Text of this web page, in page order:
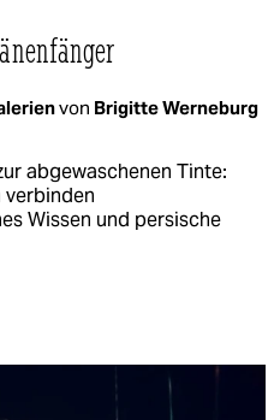
von Brigitte Werneburg
abgewaschenen Tinte:
verbinden
Wissen und persische